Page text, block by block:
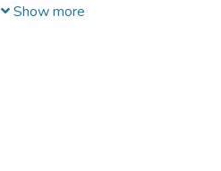
reguladora, atribuído pela Lei no
Show more